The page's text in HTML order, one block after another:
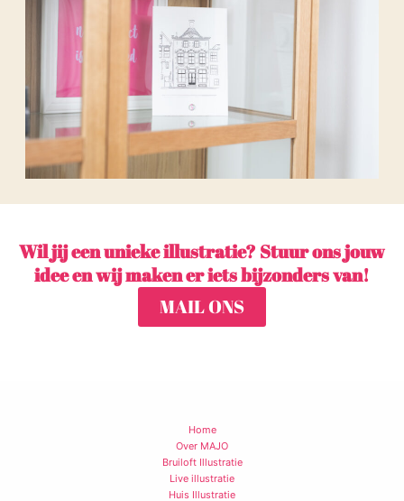
Wil jij een unieke illustratie? Stuur ons jouw
idee en wij maken er iets bijzonders van!
MAIL ONS
Home
Over MAJO
Bruiloft Illustratie
Live illustratie
Huis Illustratie